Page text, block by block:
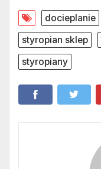
docieplanie
styropian sklep
styropiany